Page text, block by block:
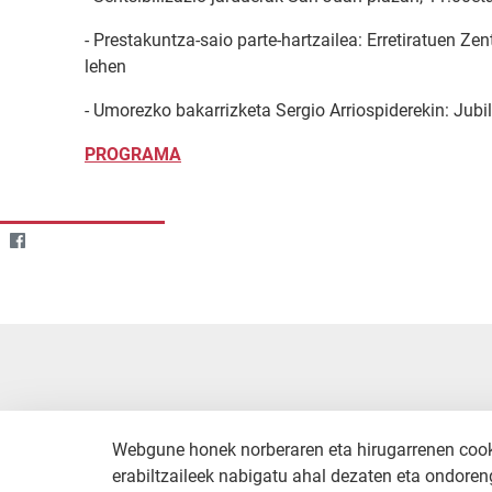
- Prestakuntza-saio parte-hartzailea: Erretiratuen
lehen
- Umorezko bakarrizketa Sergio Arriospiderekin:
PROGRAMA
Webgune honek norberaren eta hirugarrenen
erabiltzaileek nabigatu ahal dezaten eta